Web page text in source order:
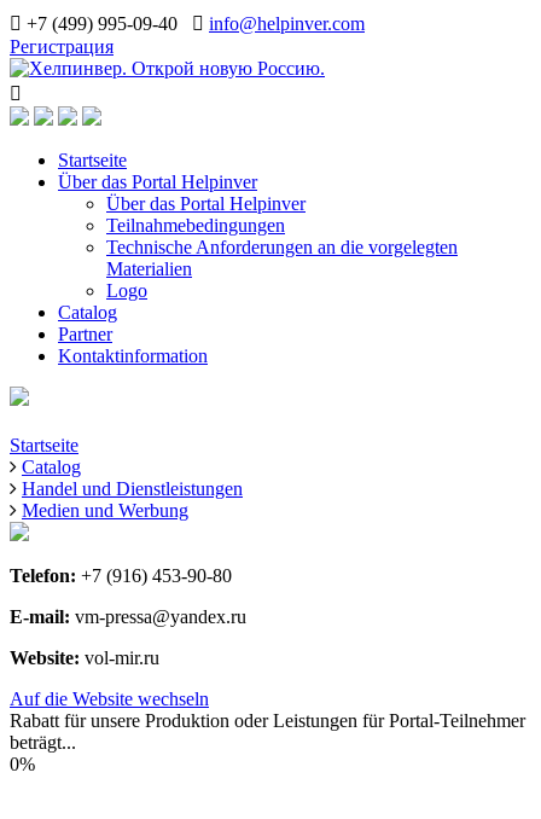
+7 (499) 995-09-40
info@helpinver.com
Регистрация
Startseite
Über das Portal Helpinver
Über das Portal Helpinver
Teilnahmebedingungen
Technische Anforderungen an die vorgelegten
Materialien
Logo
Catalog
Partner
Kontaktinformation
Startseite
Catalog
Handel und Dienstleistungen
Medien und Werbung
Telefon: +7 (916) 453-90-80
E-mail: vm-pressa@yandex.ru
Website: vol-mir.ru
Auf die Website wechseln
Rabatt für unsere Produktion oder Leistungen für Portal-Teilnehmer
beträgt...
0%